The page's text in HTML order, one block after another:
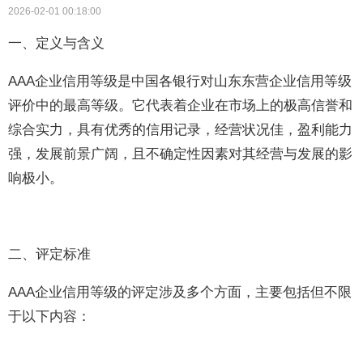
2026-02-01 00:18:00
一、定义与含义
AAA企业信用等级是中国各银行对山东东营企业信用等级
评价中的最高等级。它代表着企业在市场上的极高信誉和
综合实力，具有优秀的信用记录，经营状况佳，盈利能力
强，发展前景广阔，且不确定性因素对其经营与发展的影
响极小。
二、评定标准
AAA企业信用等级的评定涉及多个方面，主要包括但不限
于以下内容：